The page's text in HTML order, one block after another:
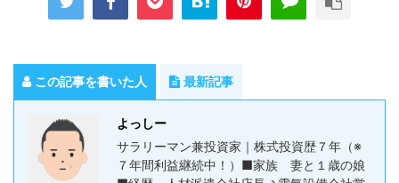
この記事を書いた人 最新記事
よっしー
サラリーマン兼投資家｜株式投資歴７年（※
７年間利益継続中！）■家族 妻と１歳の娘